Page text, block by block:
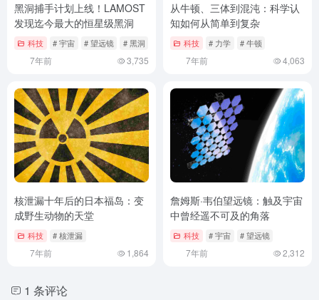
黑洞捕手计划上线！LAMOST
发现迄今最大的恒星级黑洞
科技 # 宇宙 # 望远镜 # 黑洞
7年前 3,735
从牛顿、三体到混沌：科学认
知如何从简单到复杂
科技 # 力学 # 牛顿
7年前 4,063
核泄漏十年后的日本福岛：变
成野生动物的天堂
科技 # 核泄漏
7年前 1,864
詹姆斯·韦伯望远镜：触及宇宙
中曾经遥不可及的角落
科技 # 宇宙 # 望远镜
7年前 2,312
1 条评论